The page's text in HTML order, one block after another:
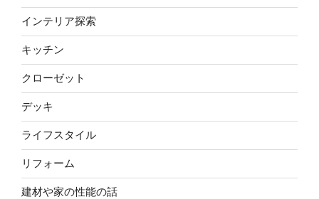
インテリア探索
キッチン
クローゼット
デッキ
ライフスタイル
リフォーム
建材や家の性能の話